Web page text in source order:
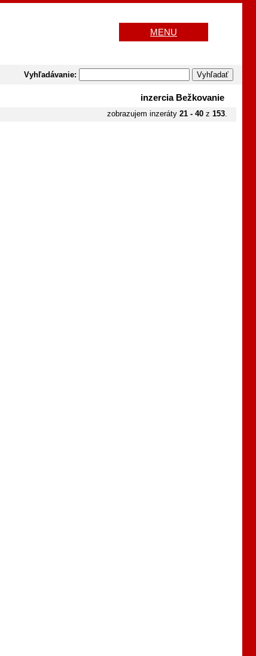
MENU
Vyhľadávanie:
inzercia Bežkovanie
zobrazujem inzeráty 21 - 40z 153.